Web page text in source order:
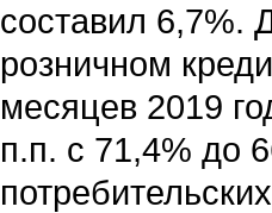
составил 6,7%.
розничном
месяцев 2019
п.п. с 71,4% до